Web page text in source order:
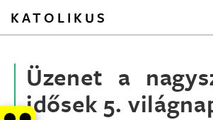
KATOLIKUS
Üzenet a
idősek 5.